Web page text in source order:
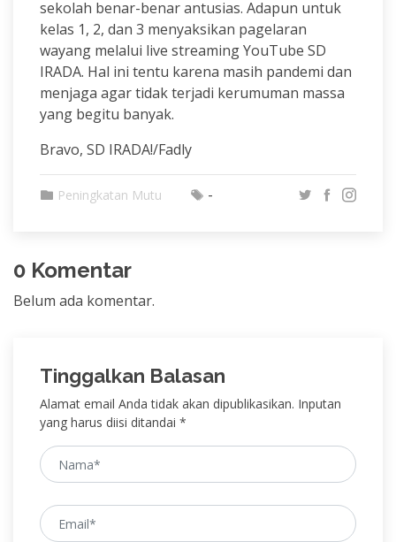
sekolah benar-benar antusias. Adapun untuk
kelas 1, 2, dan 3 menyaksikan pagelaran
wayang melalui live streaming YouTube SD
IRADA. Hal ini tentu karena masih pandemi dan
menjaga agar tidak terjadi kerumuman massa
yang begitu banyak.
Bravo, SD IRADA!/Fadly
Peningkatan Mutu -
0 Komentar
Belum ada komentar.
Tinggalkan Balasan
Alamat email Anda tidak akan dipublikasikan. Inputan
yang harus diisi ditandai *